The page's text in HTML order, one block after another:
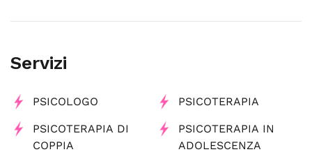
Servizi
PSICOLOGO PSICOTERAPIA
PSICOTERAPIA DI
COPPIA
PSICOTERAPIA IN
ADOLESCENZA